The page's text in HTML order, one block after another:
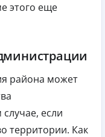
этого еще
района может
если
территории. Как